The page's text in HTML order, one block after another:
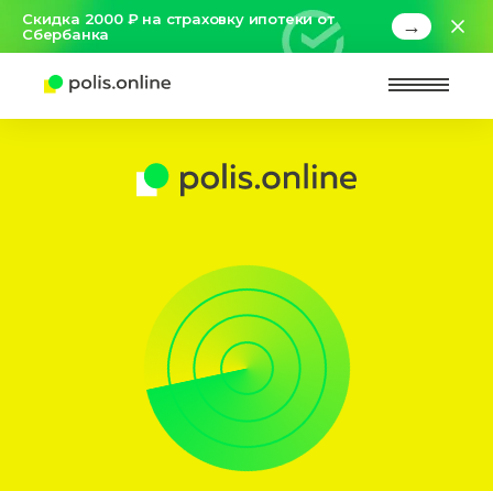
Скидка 2000 ₽ на страховку ипотеки от
Сбербанка
→